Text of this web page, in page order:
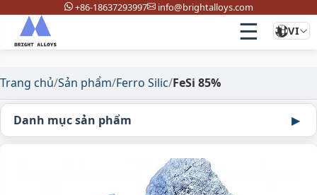
+86-18637293997 info@brightalloys.com
☰ VI
Trang chủ/Sản phẩm/Ferro Silic/FeSi 85%
Danh mục sản phẩm